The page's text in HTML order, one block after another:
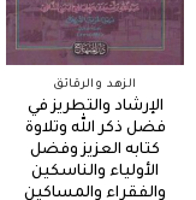
الزهد والرقائق
الإرشاد والتطريز في
فضل ذكر الله وتلاوة
كتابه العزيز وفضل
الأولياء والناسكين
والفقراء والمساكين